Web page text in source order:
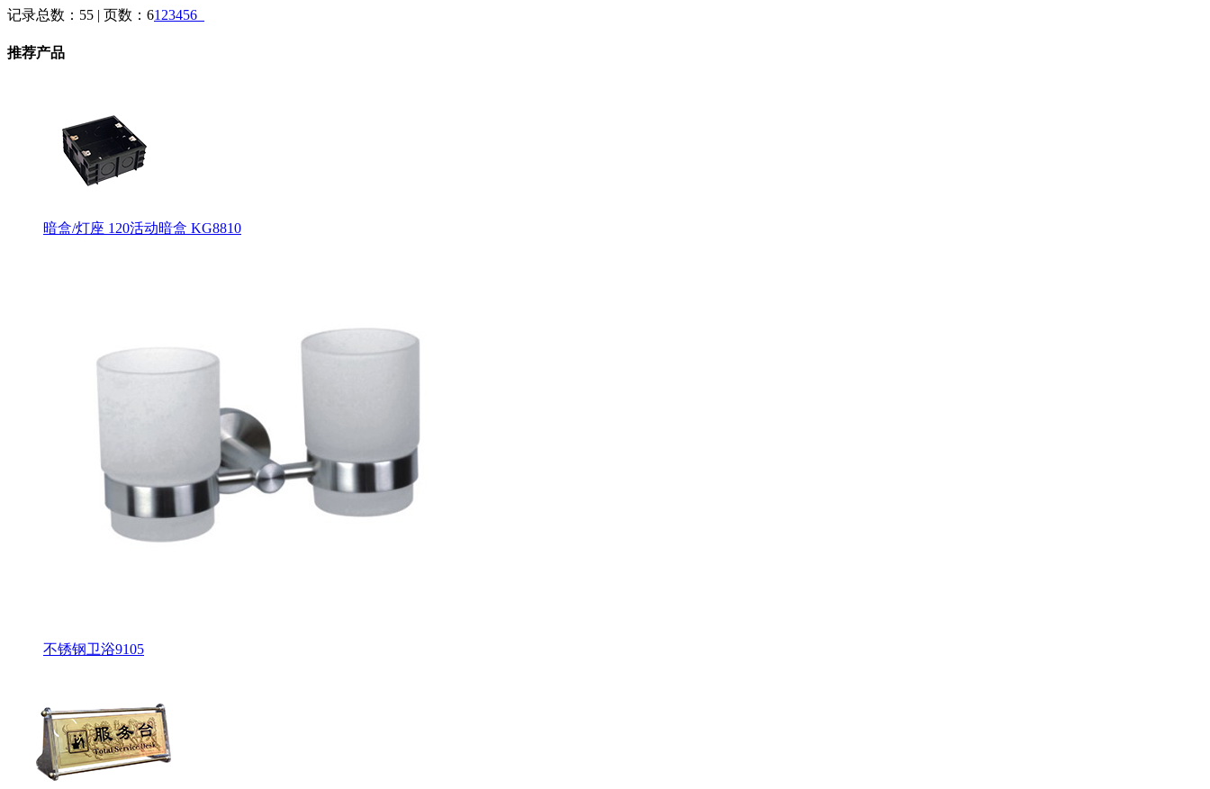
记录总数：55 | 页数：61 23456
推荐产品
暗盒/灯座 120活动暗盒 KG8810
不锈钢卫浴9105